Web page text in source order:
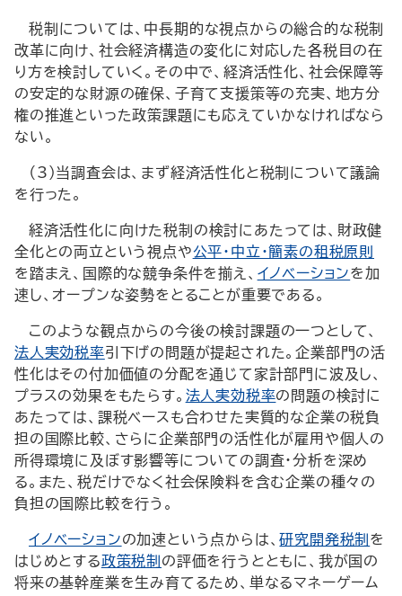
税制については、中長期的な視点からの総合的な税制
改革に向け、社会経済構造の変化に対応した各税目の在
り方を検討していく。その中で、経済活性化、社会保障等
の安定的な財源の確保、子育て支援策等の充実、地方分
権の推進といった政策課題にも応えていかなければなら
ない。
（3）当調査会は、まず経済活性化と税制について議論
を行った。
経済活性化に向けた税制の検討にあたっては、財政健
全化との両立という視点や公平・中立・簡素の租税原則
を踏まえ、国際的な競争条件を揃え、 イノベーションを加
速し、オープンな姿勢をとることが重要である。
このような観点からの今後の検討課題の一つとして、
法人実効税率引下げの問題が提起された。企業部門の活
性化はその付加価値の分配を通じて家計部門に波及し、
プラスの効果をもたらす。 法人実効税率の問題の検討に
あたっては、課税ベースも合わせた実質的な企業の税負
担の国際比較、さらに企業部門の活性化が雇用や個人の
所得環境に及ぼす影響等についての調査・分析を深め
る。また、税だけでなく社会保険料を含む企業の種々の
負担の国際比較を行う。
イノベーションの加速という点からは、研究開発税制 を
はじめとする政策税制 の評価を行うとともに、我が国の
将来の基幹産業を生み育てるため、単なるマネーゲーム